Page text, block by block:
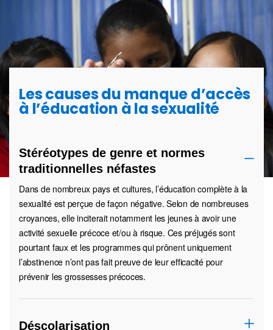
Les causes du manque d’accès
à l’éducation à la sexualité
Stéréotypes de genre et normes
traditionnelles néfastes
Dans de nombreux pays et cultures, l’éducation complète à la
sexualité est perçue de façon négative. Selon de nombreuses
croyances, elle inciterait notamment les jeunes à avoir une
activité sexuelle précoce et/ou à risque. Ces préjugés sont
pourtant faux et les programmes qui prônent uniquement
l’abstinence n’ont pas fait preuve de leur efficacité pour
prévenir les grossesses précoces.
Déscolarisation